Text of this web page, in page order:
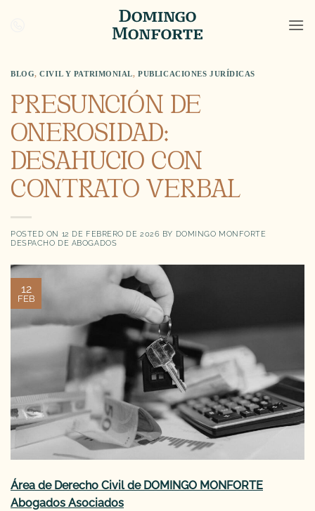
BLOG,CIVIL Y PATRIMONIAL,PUBLICACIONES JURÍDICAS
PRESUNCIÓN DE
ONEROSIDAD:
DESAHUCIO CON
CONTRATO VERBAL
POSTED ON 12 DE FEBRERO DE 2026 BY DOMINGO MONFORTE
DESPACHO DE ABOGADOS
12
FEB
Área de Derecho Civil de DOMINGO MONFORTE
Abogados Asociados